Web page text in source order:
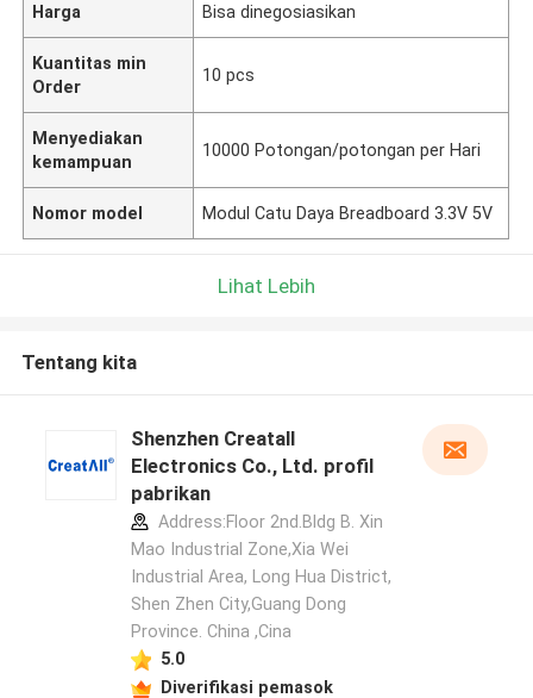
Tinggalkan pesan
Kami akan segera menghubungi Anda
Harga Bisa dinegosiasikan
Kuantitas min
Order
10 pcs
Menyediakan
kemampuan
10000 Potongan/potongan per Hari
Nomor model Modul Catu Daya Breadboard 3.3V 5V
Lihat Lebih
Tentang kita
Shenzhen Creatall
Electronics Co., Ltd. profil
pabrikan
Address:Floor 2nd.Bldg B. Xin
Mao Industrial Zone,Xia Wei
Industrial Area, Long Hua District,
Shen Zhen City,Guang Dong
Province. China ,Cina
5.0
Diverifikasi pemasok